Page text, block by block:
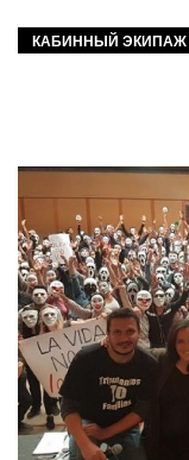
КАБИННЫЙ ЭКИПАЖ